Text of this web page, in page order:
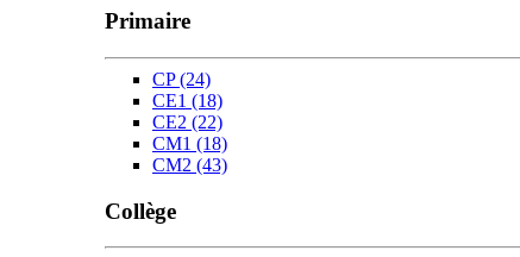
Primaire
CP(24)
CE1 (18)
CE2 (22)
CM1 (18)
CM2 (43)
Collège